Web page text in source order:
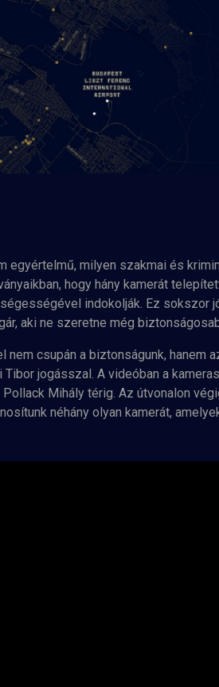
egyértelmű, milyen szakmai és
hogy hány kamerát
indokolják. Ez sokszor
aki ne szeretne még
csupán a biztonságunk,
jogásszal. A videóban a
Mihály térig. Az útvonalon
néhány olyan kamerát,